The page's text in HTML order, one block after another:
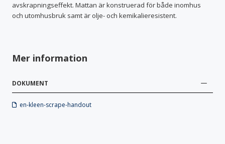
avskrapningseffekt. Mattan är konstruerad för både inomhus
och utomhusbruk samt är olje- och kemikalieresistent.
Mer information
DOKUMENT
en-kleen-scrape-handout